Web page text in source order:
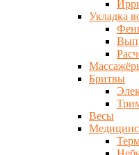
Укладка
Бритвы
Весы